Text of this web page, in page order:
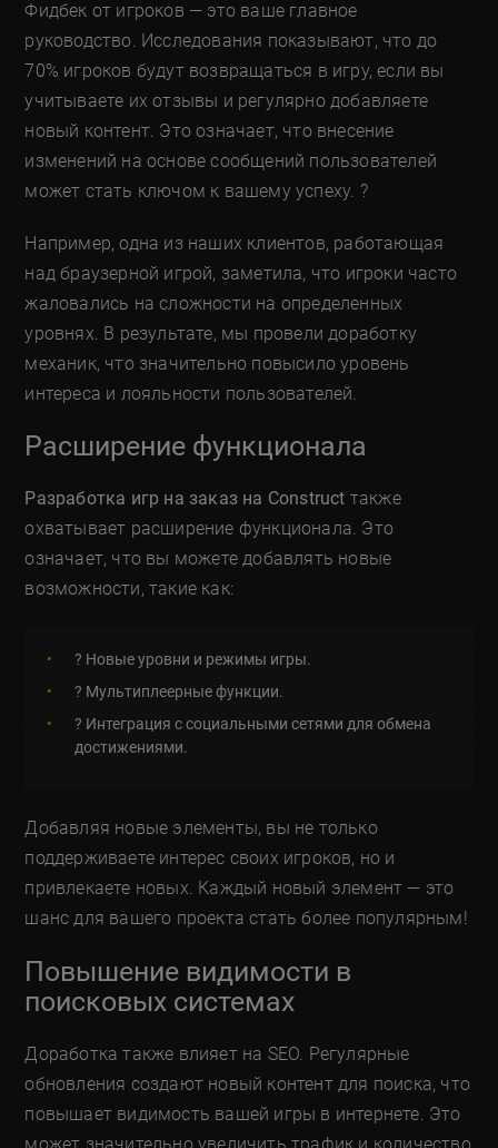
Фидбек от игроков — это ваше главное
руководство. Исследования показывают, что до
70% игроков будут возвращаться в игру, если вы
учитываете их отзывы и регулярно добавляете
новый контент. Это означает, что внесение
изменений на основе сообщений пользователей
может стать ключом к вашему успеху. ?
Например, одна из наших клиентов, работающая
над браузерной игрой, заметила, что игроки часто
жаловались на сложности на определенных
уровнях. В результате, мы провели доработку
механик, что значительно повысило уровень
интереса и лояльности пользователей.
Расширение функционала
Разработка игр на заказ на Construct также
охватывает расширение функционала. Это
означает, что вы можете добавлять новые
возможности, такие как:
? Новые уровни и режимы игры.
? Мультиплеерные функции.
? Интеграция с социальными сетями для обмена
достижениями.
Добавляя новые элементы, вы не только
поддерживаете интерес своих игроков, но и
привлекаете новых. Каждый новый элемент — это
шанс для вашего проекта стать более популярным!
Повышение видимости в
поисковых системах
Доработка также влияет на SEO. Регулярные
обновления создают новый контент для поиска, что
повышает видимость вашей игры в интернете. Это
может значительно увеличить трафик и количество